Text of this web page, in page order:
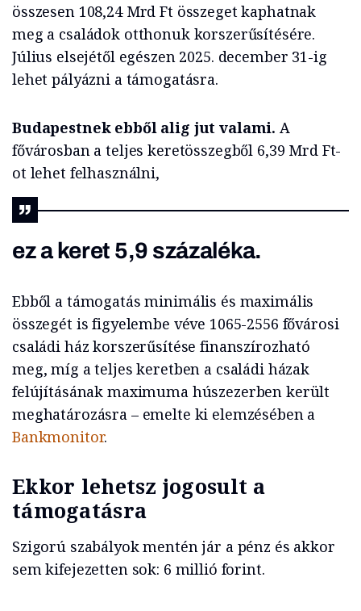
összesen 108,24 Mrd Ft összeget kaphatnak
meg a családok otthonuk korszerűsítésére.
Július elsejétől egészen 2025. december 31-ig
lehet pályázni a támogatásra.
Budapestnek ebből alig jut valami. A
fővárosban a teljes keretösszegből 6,39 Mrd Ft-
ot lehet felhasználni,
ez a keret 5,9 százaléka.
Ebből a támogatás minimális és maximális
összegét is figyelembe véve 1065-2556 fővárosi
családi ház korszerűsítése finanszírozható
meg, míg a teljes keretben a családi házak
felújításának maximuma húszezerben került
meghatározásra – emelte ki elemzésében a
Bankmonitor.
Ekkor lehetsz jogosult a
támogatásra
Szigorú szabályok mentén jár a pénz és akkor
sem kifejezetten sok: 6 millió forint.